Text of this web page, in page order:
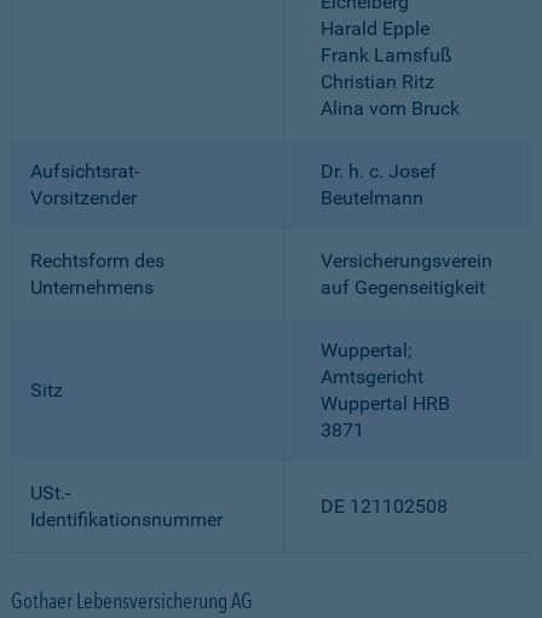
Harald Epple
Frank Lamsfuß
Christian Ritz
Alina vom Bruck
Aufsichtsrat-
Vorsitzender
Dr. h. c. Josef
Beutelmann
Rechtsform des
Unternehmens
Versicherungsverein
auf Gegenseitigkeit
Sitz
Wuppertal;
Amtsgericht
Wuppertal HRB
3871
USt.-
Identifikationsnummer
DE 121102508
Gothaer Lebensversicherung AG